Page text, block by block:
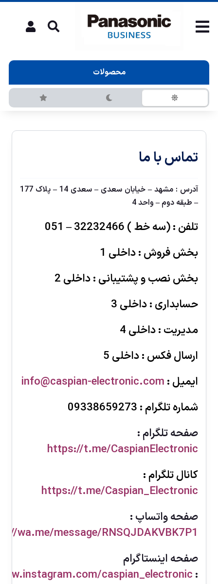
محصولات
تماس با ما
آدرس : مشهد – خیابان سعدی – سعدی 14 – پلاک 177
– طبقه دوم – واحد 4
تلفن : (سه خط ) 32232466 – 051
بخش فروش : داخلى 1
بخش نصب و پشتیبانى : داخلى 2
حسابداری : داخلى 3
مدیریت : داخلى 4
ارسال فکس : داخلى 5
ایمیل : info@caspian-electronic.com
شماره تلگرام : 09338659273
صفحه تلگرام :
https://t.me/CaspianElectronic
كانال تلگرام :
https://t.me/Caspian_Electronic
صفحه واتساپ :
wa.me/message/RNSQJDAKVBK7P1
صفحه اینستاگرام
:
caspian_electronic